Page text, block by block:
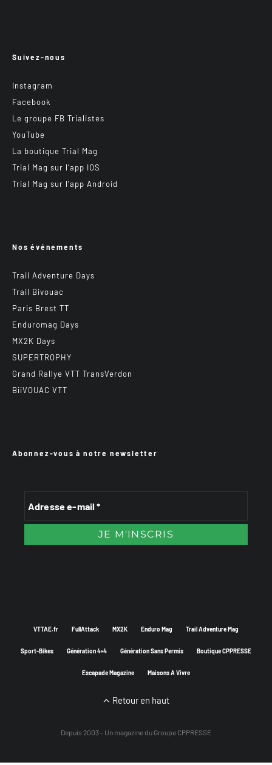
Suivez-nous
Instagram
Facebook
Le groupe FB Trialistes
YouTube
La boutique Trial Mag
Trial Mag sur l’app IOS
Trial Mag sur l’app Android
Nos événements
Trail Adventure Days
Trail Bivouac
Paris Brest TT
Enduromag Days
MX2K Days
SUPERTROPHY
Grand Rallye VTT TransVerdon
BiiVOUAC VTT
Abonnez-vous à notre newsletter
VTTAE.fr FullAttack MX2K Enduro Mag Trail Adventure Mag
Sport-Bikes Génération 4×4 Génération Sans Permis Boutique CPPRESSE
Escapade Magazine Maisons A Vivre
Retour en haut
Depuis 2003 - Un magazine du Groupe CPPRESSE